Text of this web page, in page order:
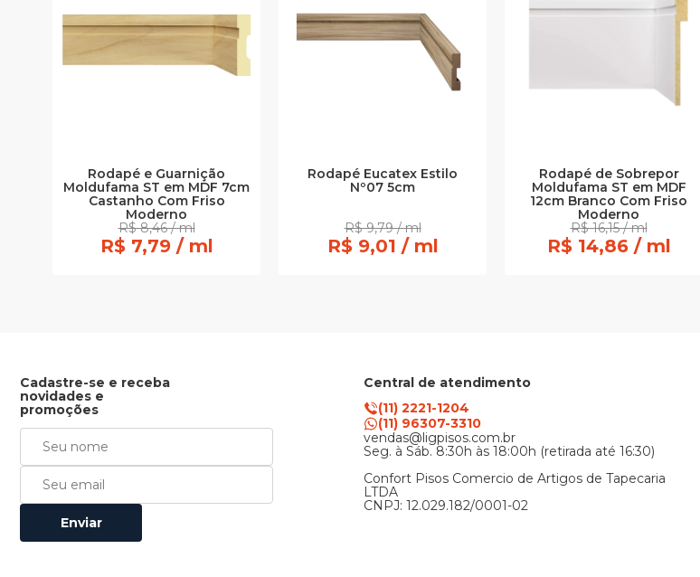
Rodapé e Guarnição
Moldufama ST em MDF 7cm
Castanho Com Friso
Moderno
R$ 8,46 / ml
R$ 7,79 / ml
Rodapé Eucatex Estilo
Nº07 5cm
R$ 9,79 / ml
R$ 9,01 / ml
Rodapé de Sobrepor
Moldufama ST em MDF
12cm Branco Com Friso
Moderno
R$ 16,15 / ml
R$ 14,86 / ml
Cadastre-se e receba
novidades e
promoções
Enviar
Central de atendimento
(11) 2221-1204
(11) 96307-3310
vendas@ligpisos.com.br
Seg. à Sáb. 8:30h às 18:00h (retirada até 16:30)
Confort Pisos Comercio de Artigos de Tapecaria
LTDA
CNPJ: 12.029.182/0001-02